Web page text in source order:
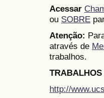
Acessar
ou SOBRE
Atenção:
através de
trabalhos.
http://